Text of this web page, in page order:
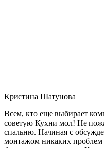
Кристина Шатунова
Всем, кто еще выбирает
советую Кухни мол! Не
спальню. Начиная с
монтажом никаких